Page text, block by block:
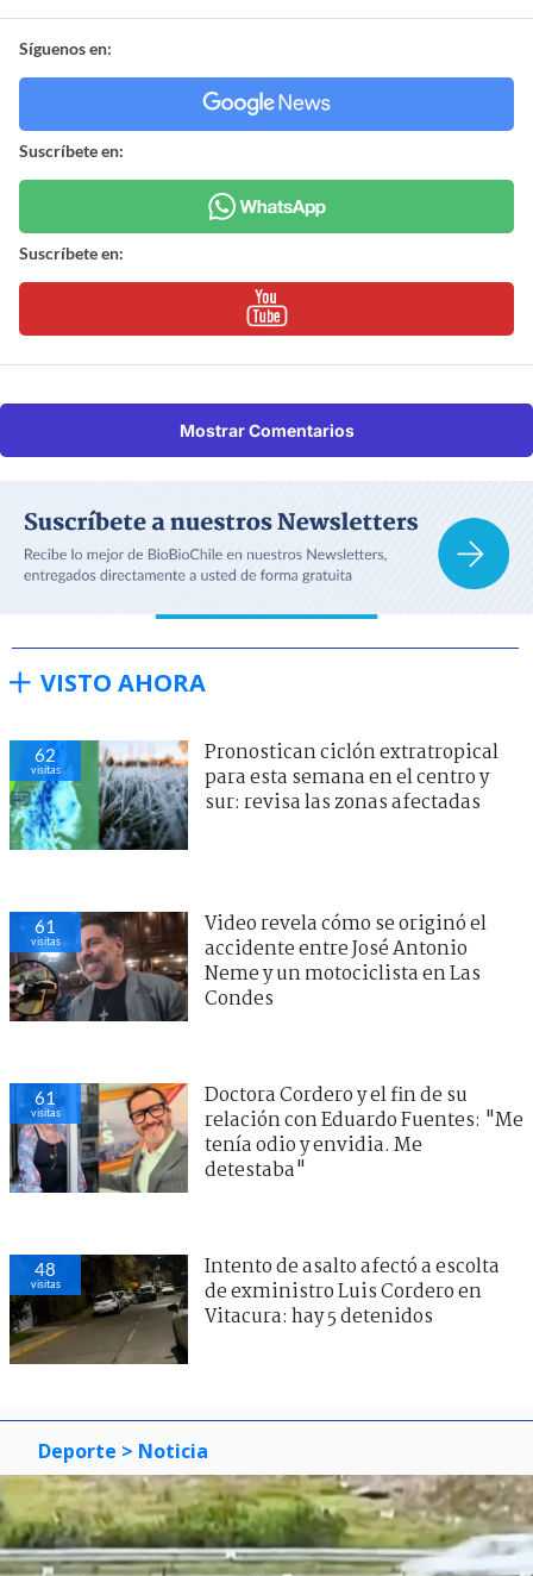
Síguenos en:
Suscríbete en:
Suscríbete en:
Mostrar Comentarios
VISTO AHORA
62
visitas
Pronostican ciclón extratropical
para esta semana en el centro y
sur: revisa las zonas afectadas
61
visitas
Video revela cómo se originó el
accidente entre José Antonio
Neme y un motociclista en Las
Condes
61
visitas
Doctora Cordero y el fin de su
relación con Eduardo Fuentes: "Me
tenía odio y envidia. Me
detestaba"
48
visitas
Intento de asalto afectó a escolta
de exministro Luis Cordero en
Vitacura: hay 5 detenidos
Deporte > Noticia